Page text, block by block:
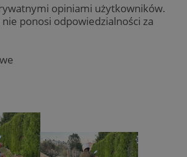
opiniami użytkowników.
ponosi odpowiedzialności za